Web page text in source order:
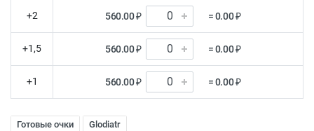
+2 560.00 ₽ = 0.00 ₽
+1,5 560.00 ₽ = 0.00 ₽
+1 560.00 ₽ = 0.00 ₽
Готовые очки Glodiatr